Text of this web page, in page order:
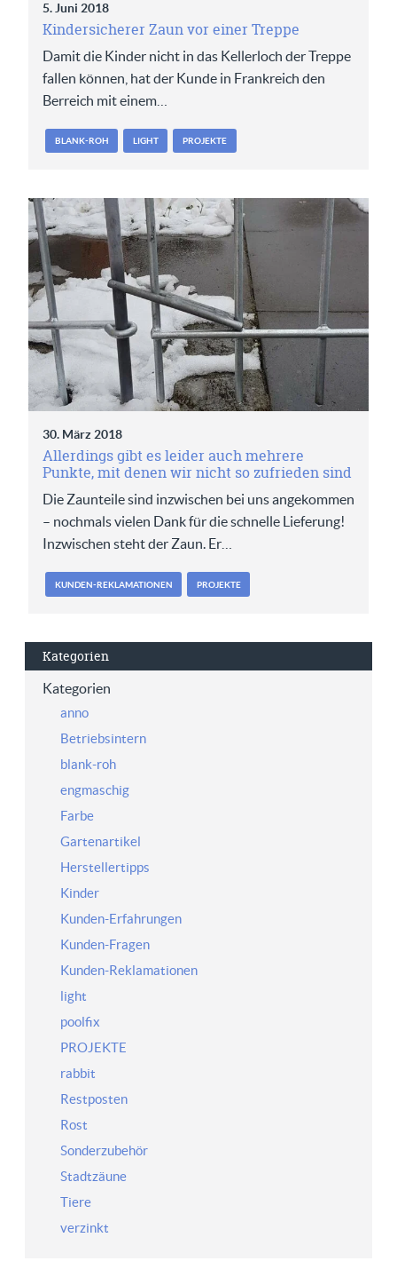
5. Juni 2018
Kindersicherer Zaun vor einer Treppe
Damit die Kinder nicht in das Kellerloch der Treppe
fallen können, hat der Kunde in Frankreich den
Berreich mit einem…
BLANK-ROH LIGHT PROJEKTE
30. März 2018
Allerdings gibt es leider auch mehrere
Punkte, mit denen wir nicht so zufrieden sind
Die Zaunteile sind inzwischen bei uns angekommen
– nochmals vielen Dank für die schnelle Lieferung!
Inzwischen steht der Zaun. Er…
KUNDEN-REKLAMATIONEN PROJEKTE
Kategorien
Kategorien
anno
Betriebsintern
blank-roh
engmaschig
Farbe
Gartenartikel
Herstellertipps
Kinder
Kunden-Erfahrungen
Kunden-Fragen
Kunden-Reklamationen
light
poolfix
PROJEKTE
rabbit
Restposten
Rost
Sonderzubehör
Stadtzäune
Tiere
verzinkt